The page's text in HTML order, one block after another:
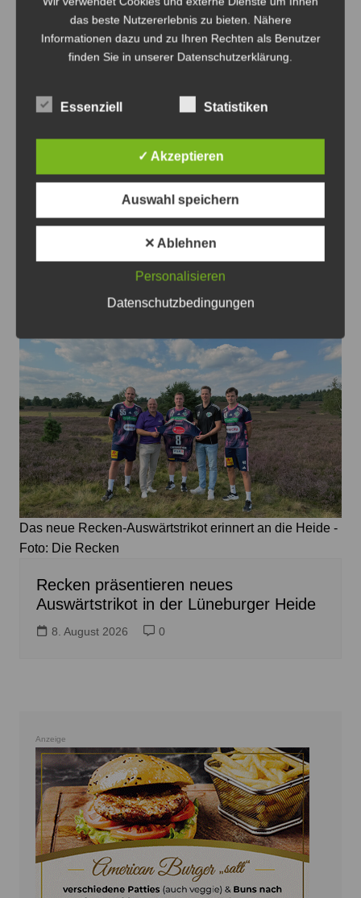
Straßenbahnverkehr - Foto: Antonius Georg
Oldtimertag im Straßenbahn-Museum
2026
Das neue Recken-Auswärtstrikot erinnert an die Heide -
Foto: Die Recken
Recken präsentieren neues
Auswärtstrikot in der Lüneburger Heide
8. August 2026 0
Anzeige
das beste Nutzererlebnis zu bieten. Nähere
Informationen dazu und zu Ihren Rechten als Benutzer
finden Sie in unserer Datenschutzerklärung.
Essenziell Statistiken
✓ Akzeptieren
Auswahl speichern
✕ Ablehnen
Personalisieren
Datenschutzbedingungen